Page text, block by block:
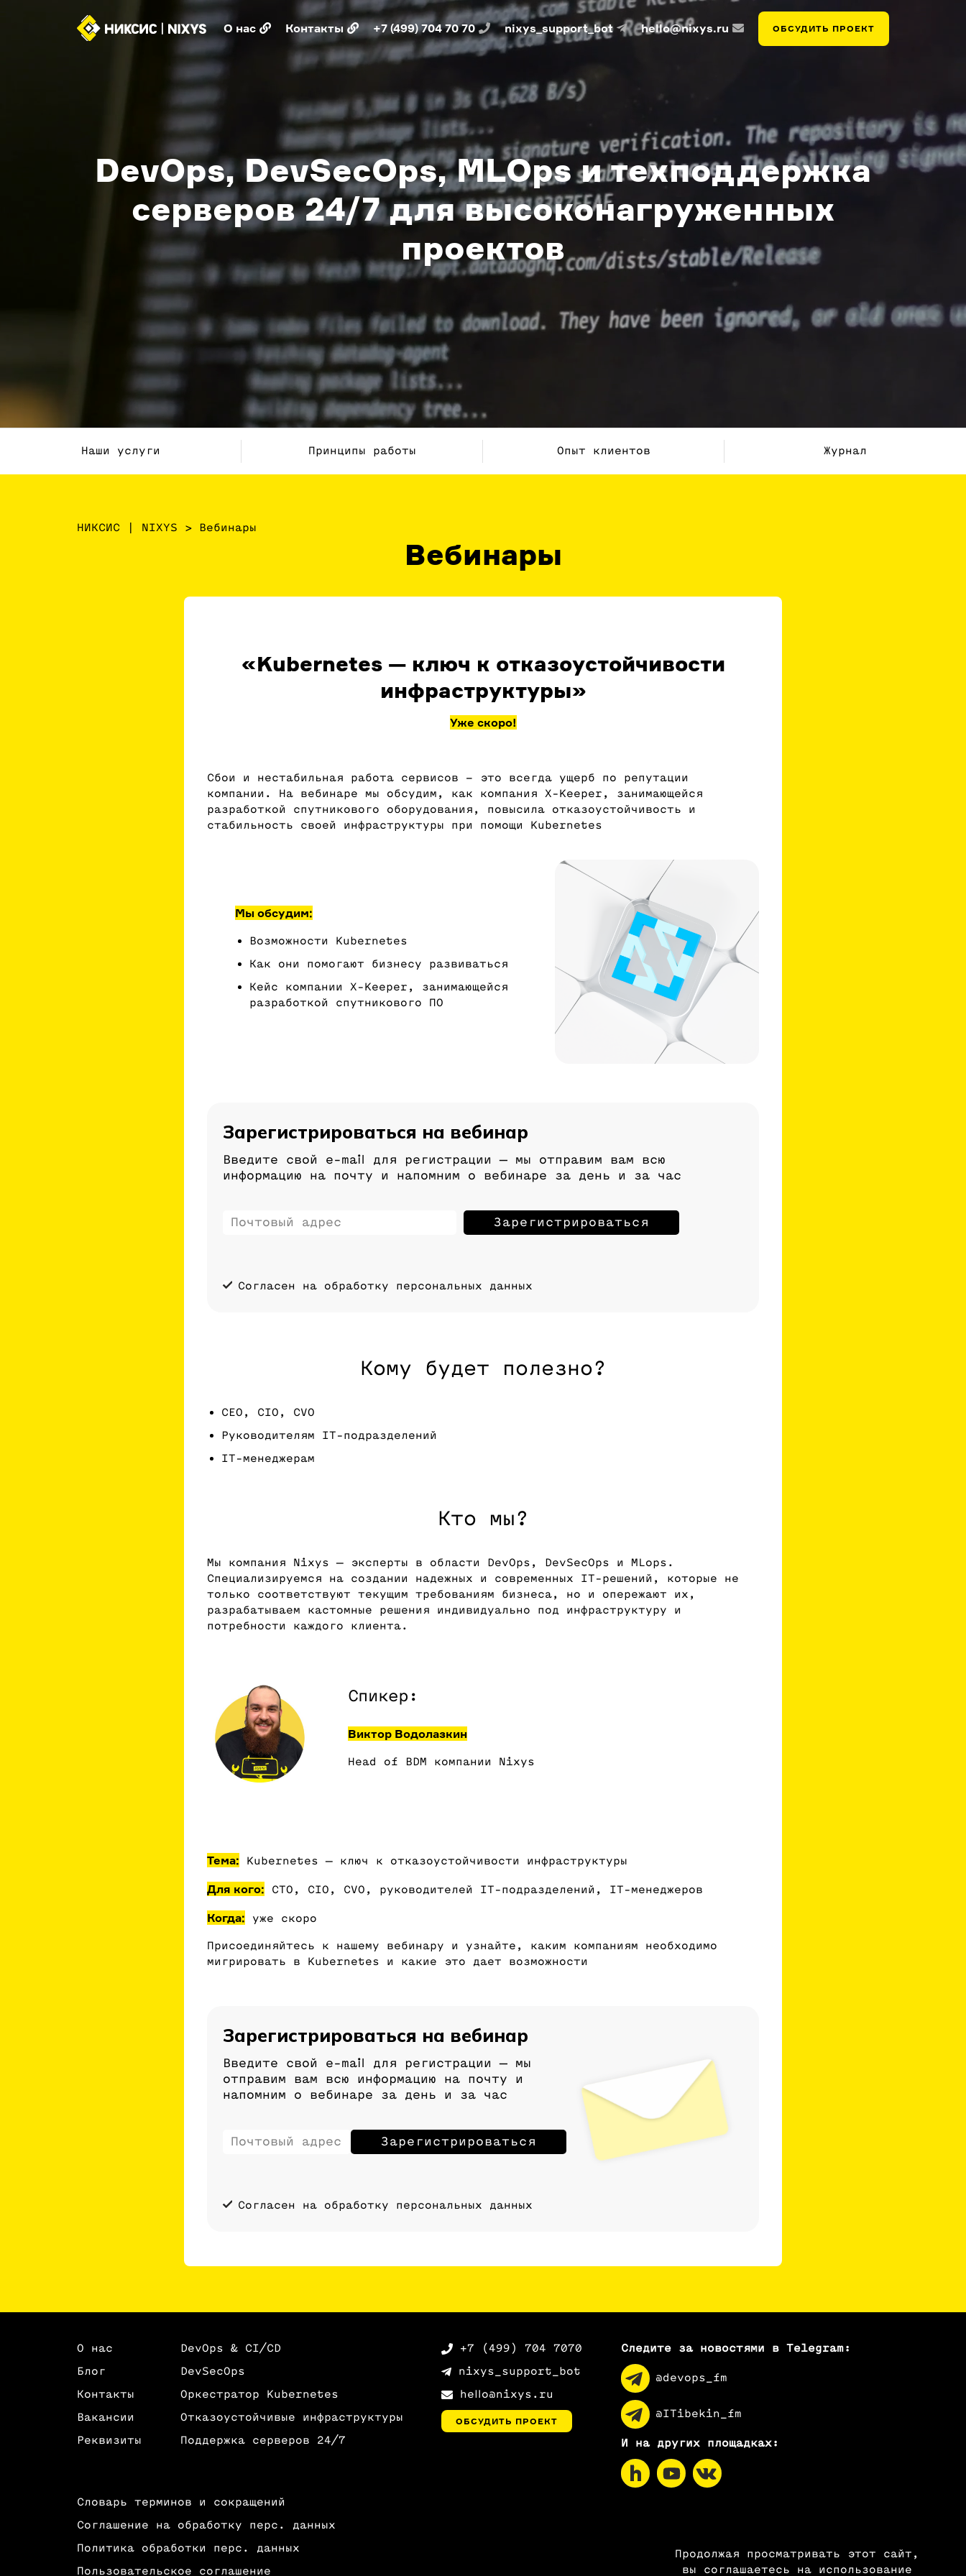
О нас Контакты +7 (499) 704 70 70 nixys_support_bot hello@nixys.ru ОБСУДИТЬ ПРОЕКТ
DevOps, DevSecOps, MLOps и техподдержка
серверов 24/7 для высоконагруженных
проектов
Наши услуги Принципы работы Опыт клиентов Журнал
НИКСИС | NIXYS > Вебинары
Вебинары
«Kubernetes — ключ к отказоустойчивости
инфраструктуры»
Уже скоро!
Сбои и нестабильная работа сервисов – это всегда ущерб по репутации
компании. На вебинаре мы обсудим, как компания Х-Keeper, занимающейся
разработкой спутникового оборудования, повысила отказоустойчивость и
стабильность своей инфраструктуры при помощи Kubernetes
Мы обсудим:
Возможности Kubernetes
Как они помогают бизнесу развиваться
Кейс компании Х-Keeper, занимающейся
разработкой спутникового ПО
Зарегистрироваться на вебинар
Введите свой e-mail для регистрации— мы отправим вам всю
информацию на почту и напомним о вебинаре за день и за час
Согласен на обработку персональных данных
Кому будет полезно?
CEO, CIO, CVO
Руководителям IT-подразделений
IT-менеджерам
Кто мы?
Мы компания Nixys — эксперты в области DevOps, DevSecOps и MLops.
Специализируемся на создании надежных и современных IT-решений, которые не
только соответствуют текущим требованиям бизнеса, но и опережают их,
разрабатываем кастомные решения индивидуально под инфраструктуру и
потребности каждого клиента.
Спикер:
Виктор Водолазкин
Head of BDM компании Nixys
Тема: Kubernetes — ключ к отказоустойчивости инфраструктуры
Для кого: CTO, CIO, CVO, руководителей IT-подразделений, IT-менеджеров
Когда: уже скоро
Присоединяйтесь к нашему вебинару и узнайте, каким компаниям необходимо
мигрировать в Kubernetes и какие это дает возможности
Зарегистрироваться на вебинар
Введите свой e-mail для регистрации— мы
отправим вам всю информацию на почту и
напомним о вебинаре за день и за час
Согласен на обработку персональных данных
О нас
Блог
Контакты
Вакансии
Реквизиты
DevOps & CI/CD
DevSecOps
Оркестратор Kubernetes
Отказоустойчивые инфраструктуры
Поддержка серверов 24/7
+7 (499) 704 7070
nixys_support_bot
hello@nixys.ru
ОБСУДИТЬ ПРОЕКТ
Следите за новостями в Telegram:
@devops_fm
@ITibekin_fm
И на других площадках:
Словарь терминов и сокращений
Соглашение на обработку перс. данных
Политика обработки перс. данных
Пользовательское соглашение
Продолжая просматривать этот сайт,
вы соглашаетесь на использование